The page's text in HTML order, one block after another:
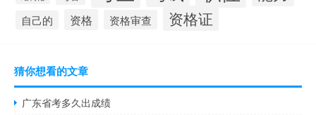
自己的 资格 资格审查 资格证
猜你想看的文章
广东省考多久出成绩